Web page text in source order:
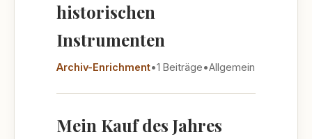
historischen
Instrumenten
Archiv-Enrichment•1 Beiträge•Allgemein
Mein Kauf des Jahres